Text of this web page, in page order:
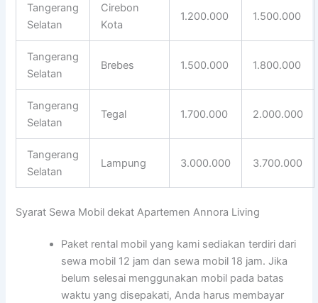
Tangerang
Selatan
Cirebon
Kota
1.200.000 1.500.000
Tangerang
Selatan
Brebes 1.500.000 1.800.000
Tangerang
Selatan
Tegal 1.700.000 2.000.000
Tangerang
Selatan
Lampung 3.000.000 3.700.000
Syarat Sewa Mobil dekat Apartemen Annora Living
Paket rental mobil yang kami sediakan terdiri dari
sewa mobil 12 jam dan sewa mobil 18 jam. Jika
belum selesai menggunakan mobil pada batas
waktu yang disepakati, Anda harus membayar